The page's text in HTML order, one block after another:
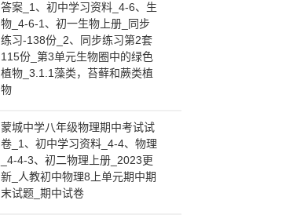
答案_1、初中学习资料_4-6、生
物_4-6-1、初一生物上册_同步
练习-138份_2、同步练习第2套
115份_第3单元生物圈中的绿色
植物_3.1.1藻类，苔藓和蕨类植
物
蒙城中学八年级物理期中考试试
卷_1、初中学习资料_4-4、物理
_4-4-3、初二物理上册_2023更
新_人教初中物理8上单元期中期
末试题_期中试卷